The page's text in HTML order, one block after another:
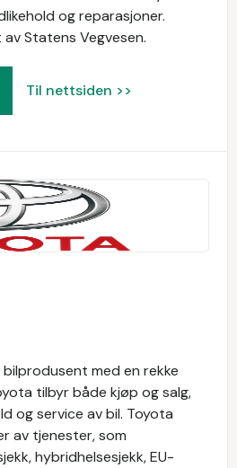
og reparasjoner.
Statens Vegvesen.
Til nettsiden >>
med en rekke
tilbyr både kjøp og salg,
og service av bil. Toyota
av tjenester, som
hybridhelsesjekk, EU-